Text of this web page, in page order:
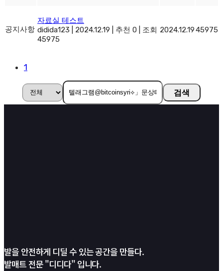
공지사항
자료실 테스트
didida123
2024.12.19 추천 0
조회
45975
2024.12.1945975
1
검색
발을 안전하게 디딜 수 있는 공간을 만들다.
발매트 전문 "디디다" 입니다.